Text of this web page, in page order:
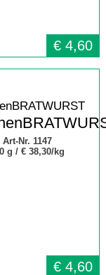
€ 4,60
Art-Nr. 1147
g /€ 38,30/kg
€ 4,60